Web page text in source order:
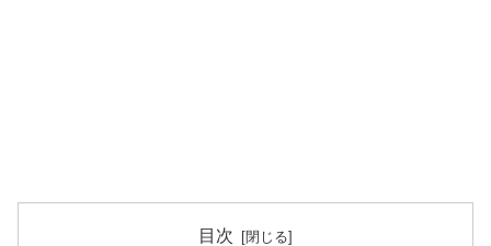
目次